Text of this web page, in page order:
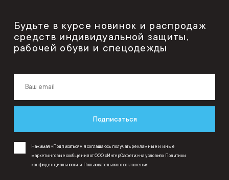
Будьте в курсе новинок и распродаж
средств индивидуальной защиты,
рабочей обуви и спецодежды
Подписаться
Нажимая «Подписаться», я соглашаюсь получать рекламные и иные
маркетинговые сообщения от ООО «ИнтерСафети» на условиях Политики
конфиденциальности и Пользовательского соглашения